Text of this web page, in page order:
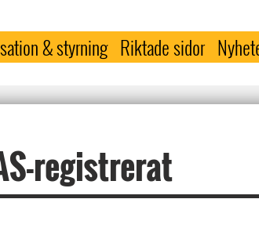
& styrning Riktade sidor
registrerat